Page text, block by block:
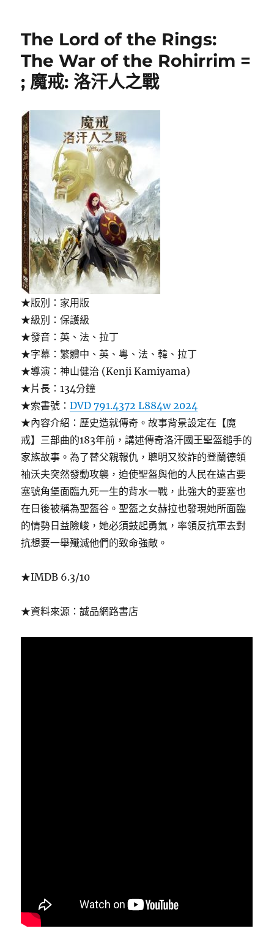
The Lord of the Rings:
The War of the Rohirrim =
; 魔戒: 洛汗人之戰
★版別：家用版
★級別：保護級
★發音：英、法、拉丁
★字幕：繁體中、英、粵、法、韓、拉丁
★導演：神山健治 (Kenji Kamiyama)
★片長：134分鐘
★索書號：DVD 791.4372 L884w 2024
★內容介紹：歷史造就傳奇。故事背景設定在【魔
戒】三部曲的183年前，講述傳奇洛汗國王聖盔鎚手的
家族故事。為了替父親報仇，聰明又狡詐的登蘭德領
袖沃夫突然發動攻襲，迫使聖盔與他的人民在遠古要
塞號角堡面臨九死一生的背水一戰，此強大的要塞也
在日後被稱為聖盔谷。聖盔之女赫拉也發現她所面臨
的情勢日益險峻，她必須鼓起勇氣，率領反抗軍去對
抗想要一舉殲滅他們的致命強敵。
★IMDB 6.3/10
★資料來源：誠品網路書店